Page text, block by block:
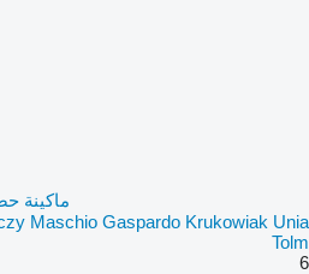
Maschio Gaspardo Krukowiak Unia
Tolm
6